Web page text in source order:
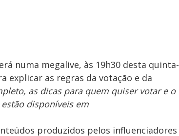
numa megalive, às 19h30 desta quinta-
explicar as regras da votação e da
as dicas para quem quiser votar e o
disponíveis em
produzidos pelos influenciadores